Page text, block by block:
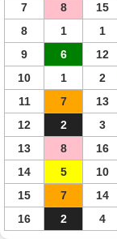
7
8 15
8
1 1
9
6 12
10
1 2
11
7 13
12
2 3
13
8 16
14
5 10
15
7 14
16
2 4